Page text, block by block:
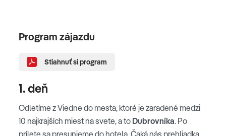
Program zájazdu
Stiahnuť si program
1. deň
Odletíme z Viedne do mesta, ktoré je zaradené medzi
10 najkrajších miest na svete, a to Dubrovníka. Po
prílete sa presunieme do hotela. Čaká nás prehliadka